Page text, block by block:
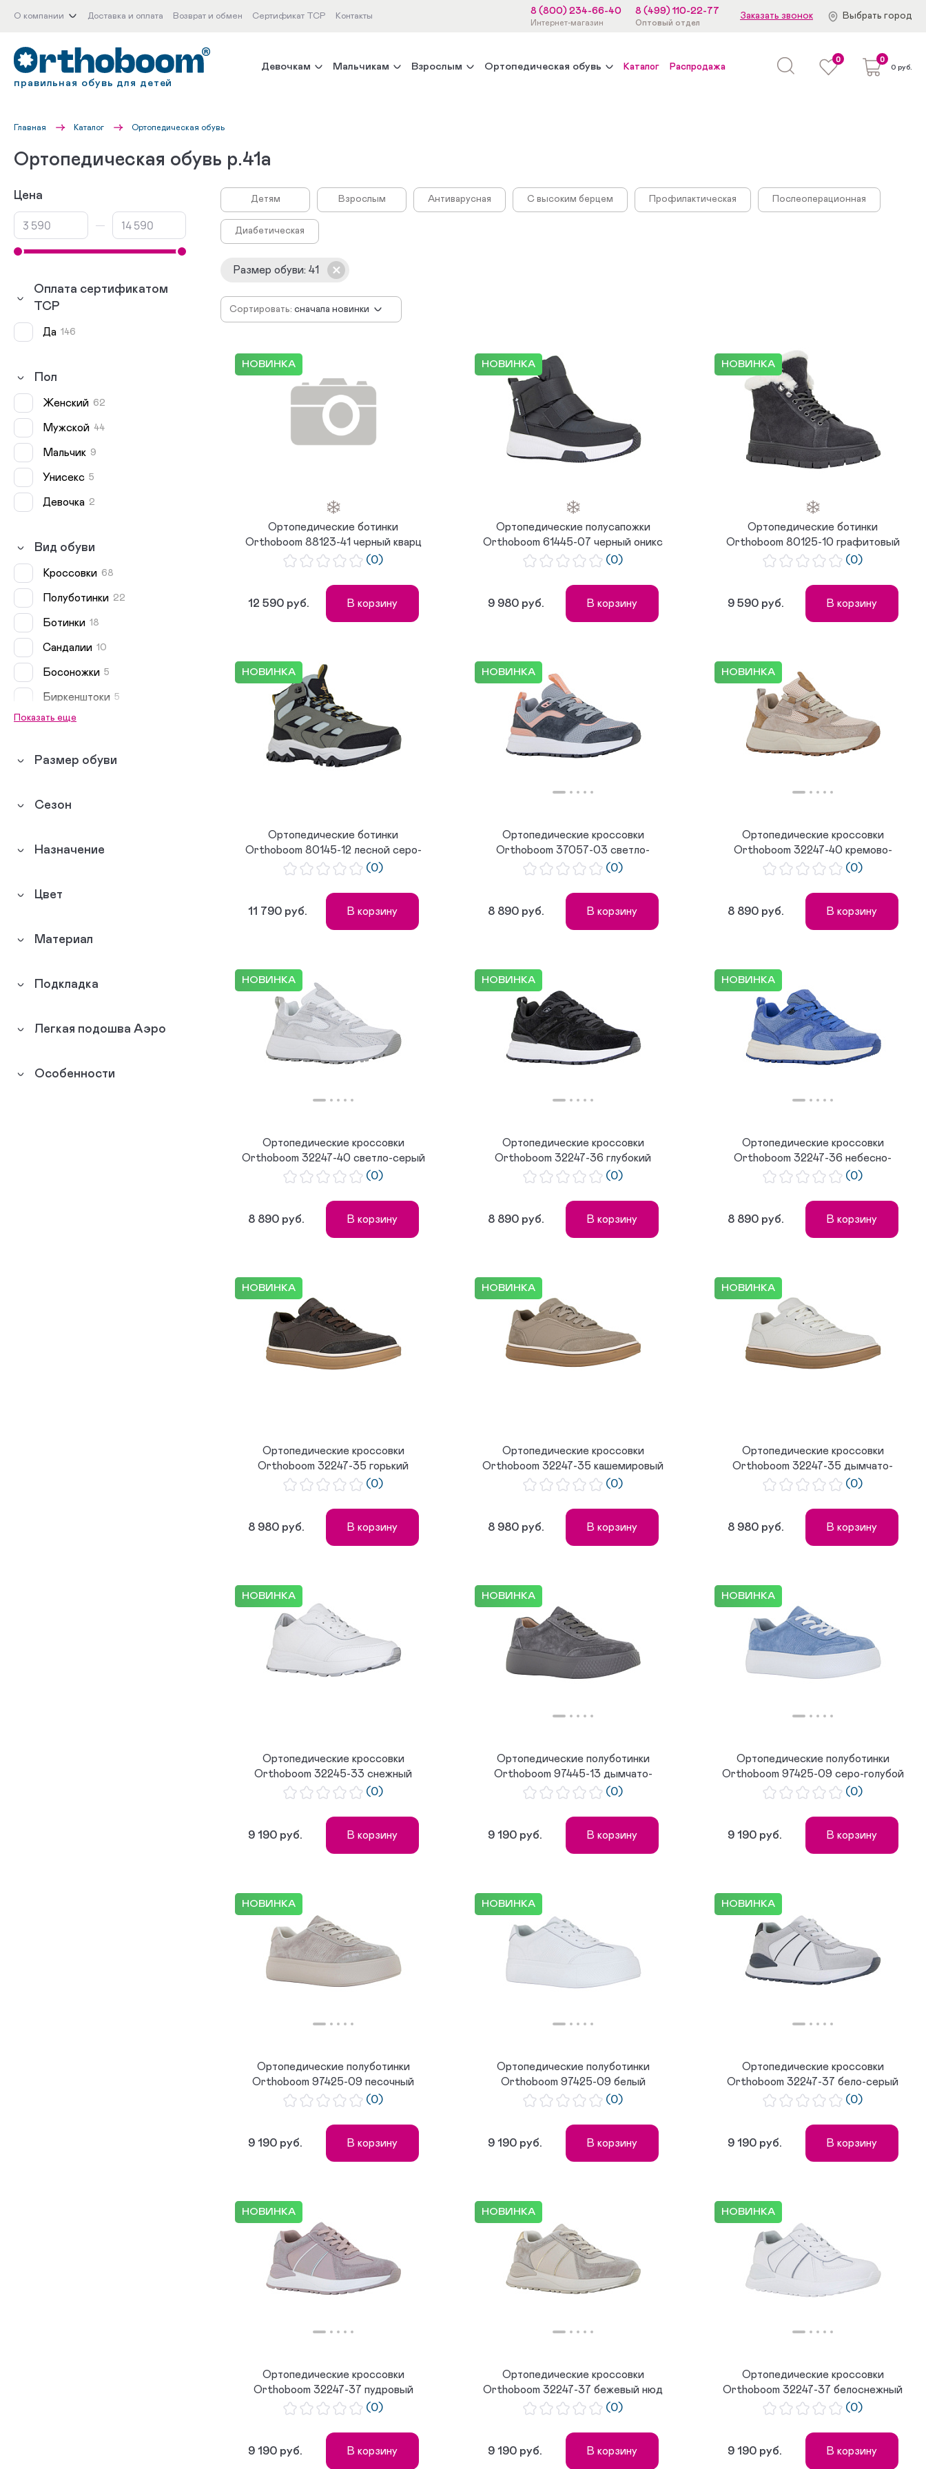
О компании Доставка и оплата Возврат и обмен Сертификат ТСР Контакты
8 (800) 234-66-40
Интернет-магазин
8 (499) 110-22-77
Оптовый отдел
Заказать звонок Выбрать город
правильная обувь для детей
Девочкам Мальчикам Взрослым Ортопедическая обувь Каталог Распродажа
0 0
0 руб.
Главная Каталог Ортопедическая обувь
Ортопедическая обувь р.41а
Цена
—
Оплата сертификатом
ТСР
Да 146
Пол
женский 62
мужской 44
мальчик 9
унисекс 5
девочка 2
Вид обуви
Кроссовки 68
Полуботинки 22
Ботинки 18
Сандалии 10
Босоножки 5
Биркенштоки 5
Сабо 5
Полусапожки
Сникеры
Мокасины
Показать еще
Размер обуви
Сезон
Назначение
Цвет
Материал
Подкладка
Легкая подошва Аэро
Особенности
Детям Взрослым Антиварусная С высоким берцем Профилактическая Послеоперационная
Диабетическая
Размер обуви: 41
Сортировать: сначала новинки
по популярности
НОВИНКА
Ортопедические ботинки
Orthoboom 88123-41 черный кварц
(0)
12 590 руб. В корзину
НОВИНКА
Ортопедические полусапожки
Orthoboom 61445-07 черный оникс
(0)
9 980 руб. В корзину
НОВИНКА
Ортопедические ботинки
Orthoboom 80125-10 графитовый
иней
(0)
9 590 руб. В корзину
НОВИНКА
Ортопедические ботинки
Orthoboom 80145-12 лесной серо-
зеле...
(0)
11 790 руб. В корзину
НОВИНКА
Ортопедические кроссовки
Orthoboom 37057-03 светло-
серый с...
(0)
8 890 руб. В корзину
НОВИНКА
Ортопедические кроссовки
Orthoboom 32247-40 кремово-
бежевый ... (0)
8 890 руб. В корзину
НОВИНКА
Ортопедические кроссовки
Orthoboom 32247-40 светло-серый
с...
(0)
8 890 руб. В корзину
НОВИНКА
Ортопедические кроссовки
Orthoboom 32247-36 глубокий
черны...
(0)
8 890 руб. В корзину
НОВИНКА
Ортопедические кроссовки
Orthoboom 32247-36 небесно-
голубой
(0)
8 890 руб. В корзину
НОВИНКА
Ортопедические кроссовки
Orthoboom 32247-35 горький
шокола...
(0)
8 980 руб. В корзину
НОВИНКА
Ортопедические кроссовки
Orthoboom 32247-35 кашемировый
бе...
(0)
8 980 руб. В корзину
НОВИНКА
Ортопедические кроссовки
Orthoboom 32247-35 дымчато-
серый
(0)
8 980 руб. В корзину
НОВИНКА
Ортопедические кроссовки
Orthoboom 32245-33 снежный
белый
(0)
9 190 руб. В корзину
НОВИНКА
Ортопедические полуботинки
Orthoboom 97445-13 дымчато-
кори...
(0)
9 190 руб. В корзину
НОВИНКА
Ортопедические полуботинки
Orthoboom 97425-09 серо-голубой
(0)
9 190 руб. В корзину
НОВИНКА
Ортопедические полуботинки
Orthoboom 97425-09 песочный
(0)
9 190 руб. В корзину
НОВИНКА
Ортопедические полуботинки
Orthoboom 97425-09 белый
(0)
9 190 руб. В корзину
НОВИНКА
Ортопедические кроссовки
Orthoboom 32247-37 бело-серый
(0)
9 190 руб. В корзину
НОВИНКА
Ортопедические кроссовки
Orthoboom 32247-37 пудровый
(0)
9 190 руб. В корзину
НОВИНКА
Ортопедические кроссовки
Orthoboom 32247-37 бежевый нюд
(0)
9 190 руб. В корзину
НОВИНКА
Ортопедические кроссовки
Orthoboom 32247-37 белоснежный
(0)
9 190 руб. В корзину